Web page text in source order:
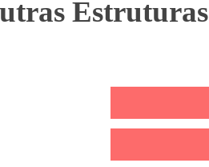
Estruturas